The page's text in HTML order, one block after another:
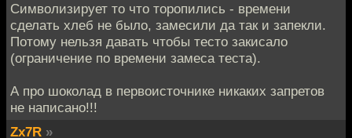
Символизирует то что торопились - времени
сделать хлеб не было, замесили да так и запекли.
Потому нельзя давать чтобы тесто закисало
(ограничение по времени замеса теста).
А про шоколад в первоисточнике никаких запретов
не написано!!!
Zx7R »